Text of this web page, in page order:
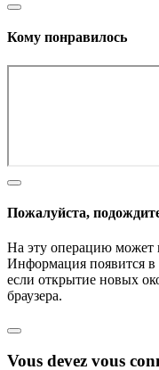
Кому понравилось
Пожалуйста,
На эту операцию может
Информация появится в
если открытие новых
браузера.
Vous devez vous